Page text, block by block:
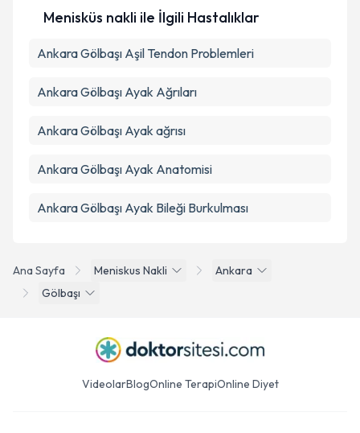
Ana Sayfa Meniskus Nakli
Ankara
Gölbaşı
Menisküs nakli ile İlgili Hastalıklar
Ankara Gölbaşı Aşil Tendon Problemleri
Ankara Gölbaşı Ayak Ağrıları
Ankara Gölbaşı Ayak ağrısı
Ankara Gölbaşı Ayak Anatomisi
Ankara Gölbaşı Ayak Bileği Burkulması
VideolarBlogOnline TerapiOnline Diyet